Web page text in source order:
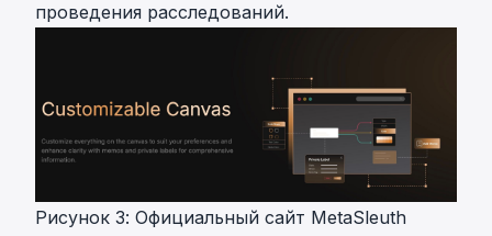
проведения расследований.
Рисунок 3: Официальный сайт MetaSleuth